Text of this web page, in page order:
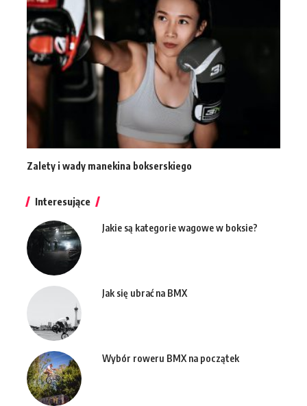
Zalety i wady manekina bokserskiego
Interesujące
Jakie są kategorie wagowe w boksie?
Jak się ubrać na BMX
Wybór roweru BMX na początek